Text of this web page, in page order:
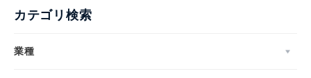
カテゴリ検索
業種